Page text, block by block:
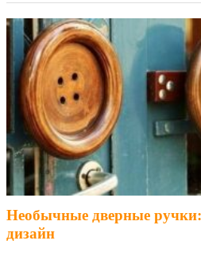
Необычные дверные
дизайн